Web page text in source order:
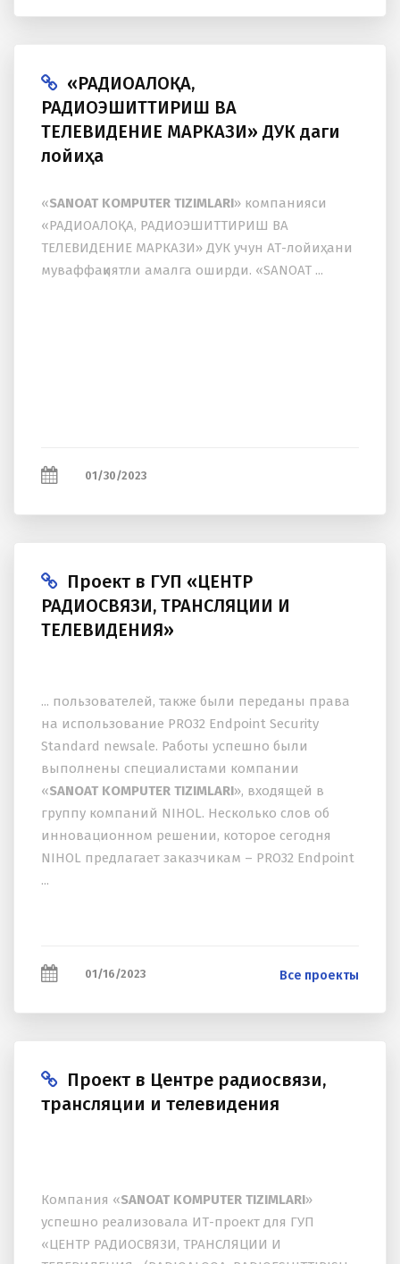
«РАДИОАЛОҚА,
РАДИОЭШИТТИРИШ ВА
ТЕЛЕВИДЕНИЕ МАРКАЗИ» ДУК даги
лойиҳа
«SANOAT KOMPUTER TIZIMLARI» компанияси
«РАДИОАЛОҚА, РАДИОЭШИТТИРИШ ВА
ТЕЛЕВИДЕНИЕ МАРКАЗИ» ДУК учун АТ-лойиҳани
муваффақиятли амалга оширди. «SANOAT ...
01/30/2023
Проект в ГУП «ЦЕНТР
РАДИОСВЯЗИ, ТРАНСЛЯЦИИ И
ТЕЛЕВИДЕНИЯ»
... пользователей, также были переданы права
на использование PRO32 Endpoint Security
Standard newsale. Работы успешно были
выполнены специалистами компании
«SANOAT KOMPUTER TIZIMLARI», входящей в
группу компаний NIHOL. Несколько слов об
инновационном решении, которое сегодня
NIHOL предлагает заказчикам – PRO32 Endpoint
...
01/16/2023 Все проекты
Проект в Центре радиосвязи,
трансляции и телевидения
Компания «SANOAT KOMPUTER TIZIMLARI»
успешно реализовала ИТ-проект для ГУП
«ЦЕНТР РАДИОСВЯЗИ, ТРАНСЛЯЦИИ И